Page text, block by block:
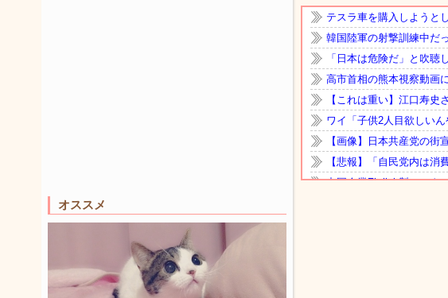
オススメ